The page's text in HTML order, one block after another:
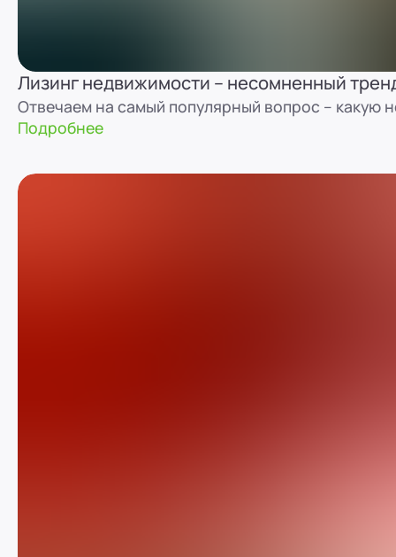
Лизинг недвижимости – несомненный
Отвечаем на самый популярный вопрос – какую
Подробнее